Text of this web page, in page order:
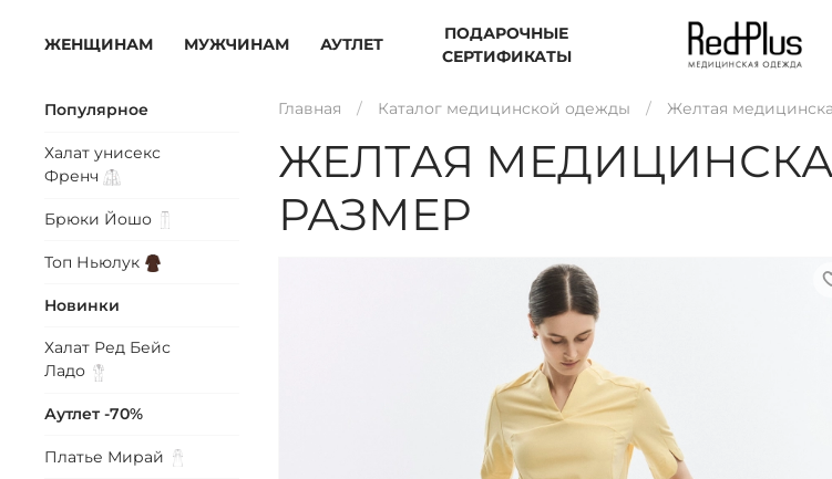
ЖЕНЩИНАМ МУЖЧИНАМ АУТЛЕТ
ПОДАРОЧНЫЕ
СЕРТИФИКАТЫ
Главная Каталог медицинской одежды Желтая
ЖЕЛТАЯ
РАЗМЕР
Популярное
Халат унисекс
Френч
Брюки Йошо
Топ Ньюлук
Новинки
Халат Ред Бейс
Ладо
Аутлет -70%
Платье Мирай